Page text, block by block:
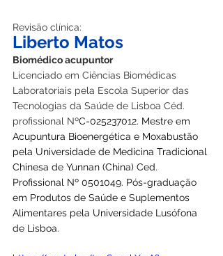
Revisão clínica:
Liberto Matos
Biomédico acupuntor
Licenciado em Ciências Biomédicas
Laboratoriais pela Escola Superior das
Tecnologias da Saúde de Lisboa Céd.
profissional NºC-025237012. Mestre em
Acupuntura Bioenergética e Moxabustão
pela Universidade de Medicina Tradicional
Chinesa de Yunnan (China) Ced.
Profissional Nº 0501049. Pós-graduação
em Produtos de Saúde e Suplementos
Alimentares pela Universidade Lusófona
de Lisboa.